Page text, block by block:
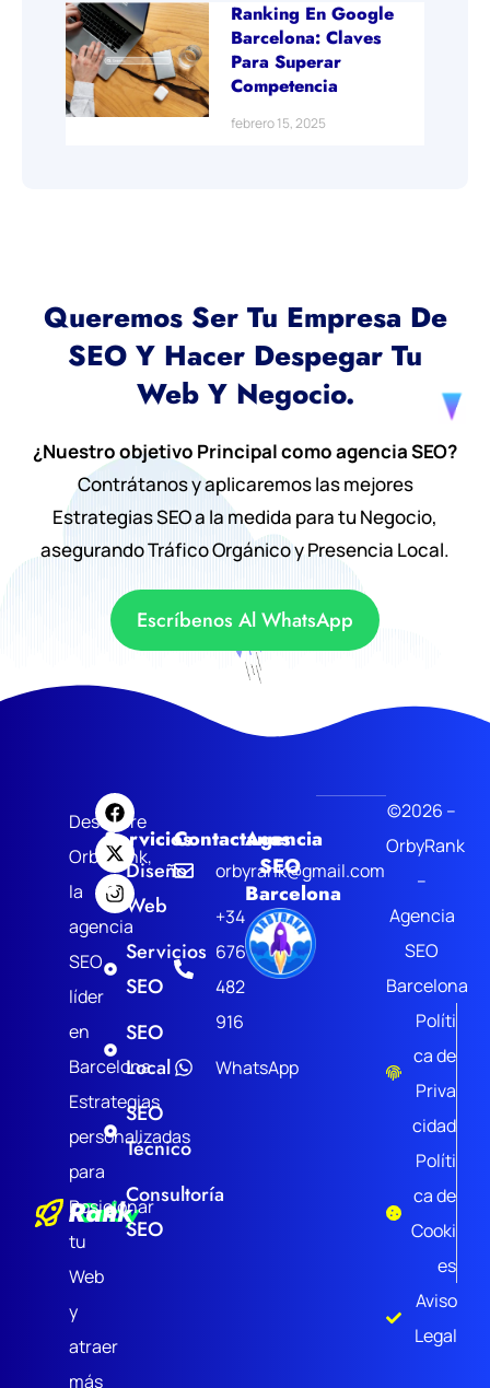
Ranking En Google
Barcelona: Claves
Para Superar
Competencia
febrero 15, 2025
Queremos Ser Tu Empresa De
SEO Y Hacer Despegar Tu
Web Y Negocio.
¿Nuestro objetivo Principal como agencia SEO?
Contrátanos y aplicaremos las mejores
Estrategias SEO a la medida para tu Negocio,
asegurando Tráfico Orgánico y Presencia Local.
Escríbenos Al WhatsApp
Orby
Rank
Descubre
OrbyRank,
la
agencia
SEO
líder
en
Barcelona.
Estrategias
personalizadas
para
Posicionar
tu
Web
y
atraer
más
Servicios
Diseño
Web
Servicios
SEO
SEO
Local
SEO
Técnico
Consultoría
SEO
Contactanos
orbyrank@gmail.com
+34
676
482
916
WhatsApp
Agencia
SEO
Barcelona
©2026 –
OrbyRank
–
Agencia
SEO
Barcelona
Políti
ca de
Priva
cidad
Políti
ca de
Cooki
es
Aviso
Legal